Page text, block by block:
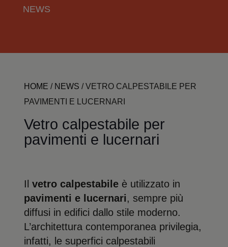
NEWS
HOME / NEWS /VETRO CALPESTABILE PER
PAVIMENTI E LUCERNARI
Vetro calpestabile per
pavimenti e lucernari
Il vetro calpestabile è utilizzato in
pavimenti e lucernari, sempre più
diffusi in edifici dallo stile moderno.
L’architettura contemporanea privilegia,
infatti, le superfici calpestabili